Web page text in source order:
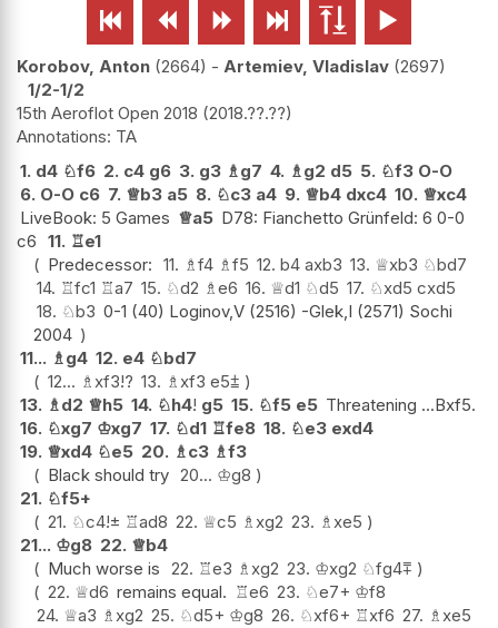
     
Korobov, Anton 2664 - Artemiev, Vladislav 2697
1/2-1/2
15th Aeroflot Open 2018 2018.??.??
TA
1. d4 ♘f6 2. c4 g6 3. g3 ♗g7 4. ♗g2 d5 5. ♘f3 O-O
6. O-O c6 7. ♕b3 a5 8. ♘c3 a4 9. ♕b4 dxc4 10. ♕xc4
LiveBook: 5 Games ♕a5 D78: Fianchetto Grünfeld: 6 0-0
c6 11. ♖e1
Predecessor: 11. ♗f4 ♗f5 12. b4 axb3 13. ♕xb3 ♘bd7
14. ♖fc1 ♖a7 15. ♘d2 ♗e6 16. ♕d1 ♘d5 17. ♘xd5 cxd5
18. ♘b3 0-1 (40) Loginov,V (2516) -Glek,I (2571) Sochi
2004
11... ♗g4 12. e4 ♘bd7
12... ♗xf3!? 13. ♗xf3 e5⩲
13. ♗d2 ♕h5 14. ♘h4! g5 15. ♘f5 e5 Threatening ...Bxf5.
16. ♘xg7 ♔xg7 17. ♘d1 ♖fe8 18. ♘e3 exd4
19. ♕xd4 ♘e5 20. ♗c3 ♗f3
Black should try 20... ♔g8
21. ♘f5+
21. ♘c4!± ♖ad8 22. ♕c5 ♗xg2 23. ♗xe5
21... ♔g8 22. ♕b4
Much worse is 22. ♖e3 ♗xg2 23. ♔xg2 ♘fg4⩱
22. ♕d6 remains equal. ♖e6 23. ♘e7+ ♔f8
24. ♕a3 ♗xg2 25. ♘d5+ ♔g8 26. ♘xf6+ ♖xf6 27. ♗xe5